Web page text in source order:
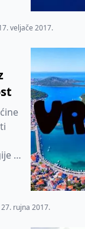
veljače 2017.
u
27. rujna 2017.